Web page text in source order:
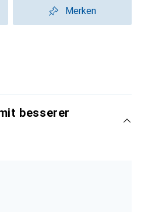
Merken
besserer